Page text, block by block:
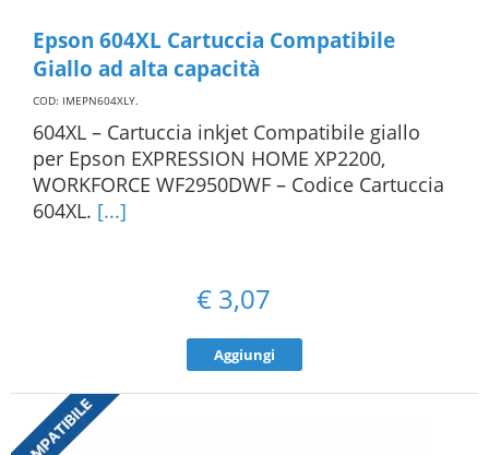
Epson 604XL Cartuccia Compatibile
Giallo ad alta capacità
COD: IMEPN604XLY.
604XL – Cartuccia inkjet Compatibile giallo
per Epson EXPRESSION HOME XP2200,
WORKFORCE WF2950DWF – Codice Cartuccia
604XL. [...]
€ 3,07
Aggiungi